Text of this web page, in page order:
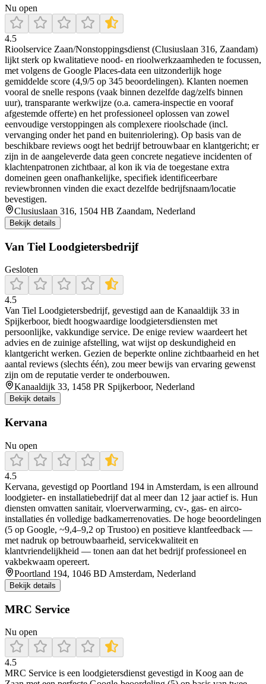
Nu open
4.5
Rioolservice Zaan/Nonstoppingsdienst (Clusiuslaan 316, Zaandam)
lijkt sterk op kwalitatieve nood- en rioolwerkzaamheden te focussen,
met volgens de Google Places-data een uitzonderlijk hoge
gemiddelde score (4,9/5 op 345 beoordelingen). Klanten noemen
vooral de snelle respons (vaak binnen dezelfde dag/zelfs binnen
uur), transparante werkwijze (o.a. camera-inspectie en vooraf
afgestemde offerte) en het professioneel oplossen van zowel
eenvoudige verstoppingen als complexere rioolschade (incl.
vervanging onder het pand en buitenriolering). Op basis van de
beschikbare reviews oogt het bedrijf betrouwbaar en klantgericht; er
zijn in de aangeleverde data geen concrete negatieve incidenten of
klachtenpatronen zichtbaar, al kon ik via de toegestane extra
domeinen geen onafhankelijke, specifiek identificeerbare
reviewbronnen vinden die exact dezelfde bedrijfsnaam/locatie
bevestigen.
Clusiuslaan 316, 1504 HB Zaandam, Nederland
Bekijk details
Van Tiel Loodgietersbedrijf
Gesloten
4.5
Van Tiel Loodgietersbedrijf, gevestigd aan de Kanaaldijk 33 in
Spijkerboor, biedt hoogwaardige loodgietersdiensten met
persoonlijke, vakkundige service. De enige review waardeert het
advies en de zuinige afstelling, wat wijst op deskundigheid en
klantgericht werken. Gezien de beperkte online zichtbaarheid en het
aantal reviews (slechts één), zou meer bewijs van ervaring gewenst
zijn om de reputatie verder te onderbouwen.
Kanaaldijk 33, 1458 PR Spijkerboor, Nederland
Bekijk details
Kervana
Nu open
4.5
Kervana, gevestigd op Poortland 194 in Amsterdam, is een allround
loodgieter- en installatiebedrijf dat al meer dan 12 jaar actief is. Hun
diensten omvatten sanitair, vloerverwarming, cv-, gas- en airco-
installaties én volledige badkamerrenovaties. De hoge beoordelingen
(5 op Google, ~9,4–9,2 op Trustoo) en positieve klantfeedback —
met nadruk op betrouwbaarheid, servicekwaliteit en
klantvriendelijkheid — tonen aan dat het bedrijf professioneel en
vakbekwaam opereert.
Poortland 194, 1046 BD Amsterdam, Nederland
Bekijk details
MRC Service
Nu open
4.5
MRC Service is een loodgietersdienst gevestigd in Koog aan de